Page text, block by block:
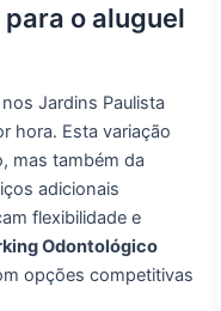
o aluguel
nos Jardins Paulista
hora. Esta variação
mas também da
adicionais
flexibilidade e
Odontológico
opções competitivas